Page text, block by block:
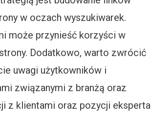
w oczach wyszukiwarek.
może przynieść korzyści w
Dodatkowo, warto zwrócić
uwagi użytkowników i
związanymi z branżą oraz
z klientami oraz pozycji eksperta